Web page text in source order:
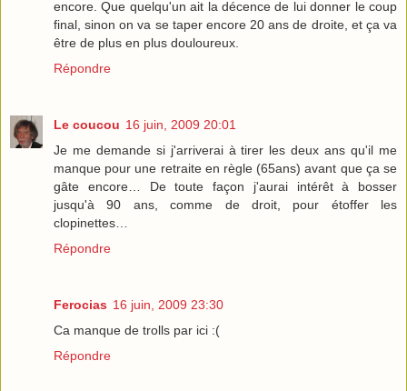
encore. Que quelqu'un ait la décence de lui donner le coup
final, sinon on va se taper encore 20 ans de droite, et ça va
être de plus en plus douloureux.
Répondre
Le coucou 16 juin, 2009 20:01
Je me demande si j'arriverai à tirer les deux ans qu'il me
manque pour une retraite en règle (65ans) avant que ça se
gâte encore… De toute façon j'aurai intérêt à bosser
jusqu'à 90 ans, comme de droit, pour étoffer les
clopinettes…
Répondre
Ferocias 16 juin, 2009 23:30
Ca manque de trolls par ici :(
Répondre